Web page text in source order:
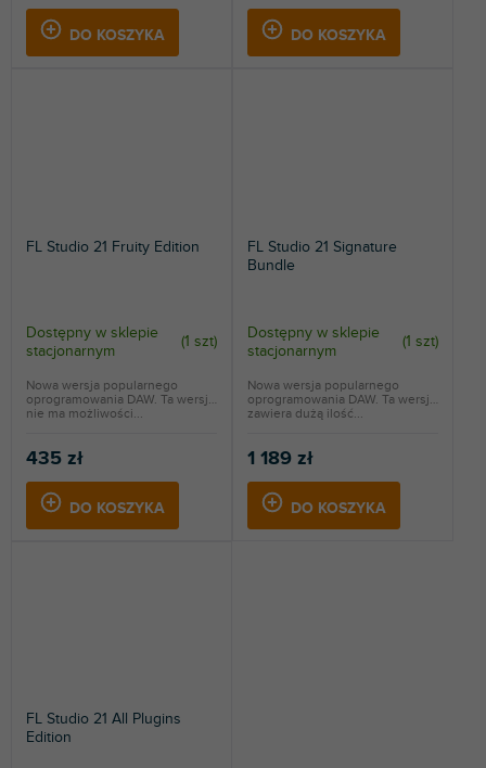
DO KOSZYKA DO KOSZYKA
FL Studio 21 Fruity Edition
Dostępny w sklepie
stacjonarnym
(1 szt)
435 zł
DO KOSZYKA
Nowa wersja popularnego
oprogramowania DAW. Ta wersja
nie ma możliwości...
FL Studio 21 Signature
Bundle
Dostępny w sklepie
stacjonarnym
(1 szt)
1 189 zł
DO KOSZYKA
Nowa wersja popularnego
oprogramowania DAW. Ta wersja
zawiera dużą ilość...
FL Studio 21 All Plugins
Edition